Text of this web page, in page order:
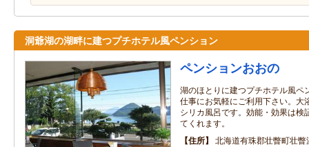
洞爺湖の湖畔に建つプチホテル風ペンション
ペンションおおの
湖のほとりに建つプチホテル風ペ
仕事にお気軽にご利用下さい。大
シリカ風呂です。効能・効果は検
てくれます。
住所
北海道有珠郡壮瞥町壮瞥